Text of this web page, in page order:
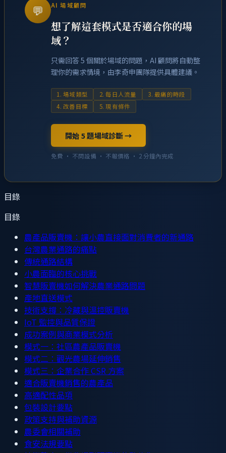
💬 AI 場域顧問
想了解這套模式是否適合你的場
域？
只需回答 5 個關於場域的問題，AI 顧問將自動整
理你的需求情境，由李奇申團隊提供具體建議。
1. 場域類型 2. 每日人流量
3. 最痛的時段
4. 改善目標
5. 現有條件
開始 5 題場域診斷 →
免費 · 不問設備 · 不報價格 · 2 分鐘內完成
目錄
目錄
農產品販賣機：讓小農直接面對消費者的新通路
台灣農業通路的痛點
傳統通路結構
小農面臨的核心挑戰
智慧販賣機如何解決農業通路問題
產地直送模式
技術支撐：冷藏與溫控販賣機
IoT 監控與品質保證
成功案例與商業模式分析
模式一：社區農產品販賣機
模式二：觀光農場延伸銷售
模式三：企業合作 CSR 方案
適合販賣機銷售的農產品
高適配性品項
包裝設計要點
政策支持與補助資源
農委會相關補助
食安法規要點